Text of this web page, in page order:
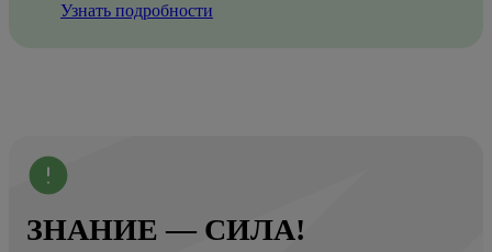
Узнать подробности
ЗНАНИЕ — СИЛА!